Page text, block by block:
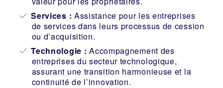
Services : Assistance pour les entreprises
de services dans leurs processus de cession
ou d’acquisition.
Technologie : Accompagnement des
entreprises du secteur technologique,
assurant une transition harmonieuse et la
continuité de l’innovation.